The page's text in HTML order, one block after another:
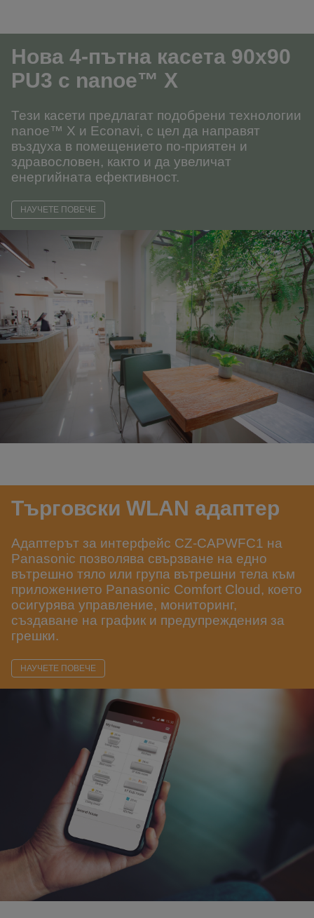
Нова 4-пътна касета 90х90
PU3 с nanoe™ X
Тези касети предлагат подобрени технологии
nanoe™ X и Econavi, с цел да направят
въздуха в помещението по-приятен и
здравословен, както и да увеличат
енергийната ефективност.
НАУЧЕТЕ ПОВЕЧЕ
Търговски WLAN адаптер
Адаптерът за интерфейс CZ-CAPWFC1 на
Panasonic позволява свързване на едно
вътрешно тяло или група вътрешни тела към
приложението Panasonic Comfort Cloud, което
осигурява управление, мониторинг,
създаване на график и предупреждения за
грешки.
НАУЧЕТЕ ПОВЕЧЕ